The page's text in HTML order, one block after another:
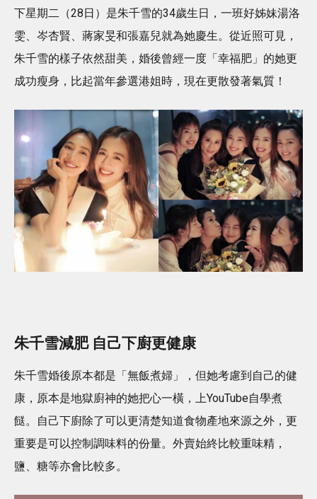
下星期二（28日）是朱千雪的34歲生日，一班好姊妹湯洛
雯、岑杏賢、蔣家旻和張嘉兒就為她慶生。從近照可見，
朱千雪的樣子依然甜美，婚後曾經一度「幸福肥」的她更
成功瘦身，比起當年參選港姐時，現在更散發著氣質！
朱千雪減肥 自己下廚更健康
朱千雪婚後原本都是「無飯煮婦」，但她考慮到自己的健
康，原本是地獄廚神的她把心一橫，上YouTube自學煮
餸。自己下廚除了可以更清楚知道食物產地來源之外，更
重要是可以控制調味料的份量。外賣始終比較重味精，
鹽、糖等亦會比較多。